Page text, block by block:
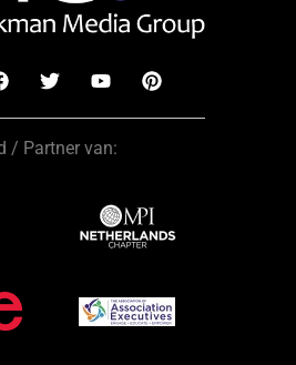
/ Partner van: